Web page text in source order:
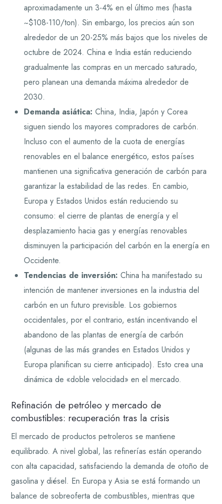
aproximadamente un 3-4% en el último mes (hasta
~$108-110/ton). Sin embargo, los precios aún son
alrededor de un 20-25% más bajos que los niveles de
octubre de 2024. China e India están reduciendo
gradualmente las compras en un mercado saturado,
pero planean una demanda máxima alrededor de
2030.
Demanda asiática: China, India, Japón y Corea
siguen siendo los mayores compradores de carbón.
Incluso con el aumento de la cuota de energías
renovables en el balance energético, estos países
mantienen una significativa generación de carbón para
garantizar la estabilidad de las redes. En cambio,
Europa y Estados Unidos están reduciendo su
consumo: el cierre de plantas de energía y el
desplazamiento hacia gas y energías renovables
disminuyen la participación del carbón en la energía en
Occidente.
Tendencias de inversión: China ha manifestado su
intención de mantener inversiones en la industria del
carbón en un futuro previsible. Los gobiernos
occidentales, por el contrario, están incentivando el
abandono de las plantas de energía de carbón
(algunas de las más grandes en Estados Unidos y
Europa planifican su cierre anticipado). Esto crea una
dinámica de «doble velocidad» en el mercado.
Refinación de petróleo y mercado de
combustibles: recuperación tras la crisis
El mercado de productos petroleros se mantiene
equilibrado. A nivel global, las refinerías están operando
con alta capacidad, satisfaciendo la demanda de otoño de
gasolina y diésel. En Europa y Asia se está formando un
balance de sobreoferta de combustibles, mientras que